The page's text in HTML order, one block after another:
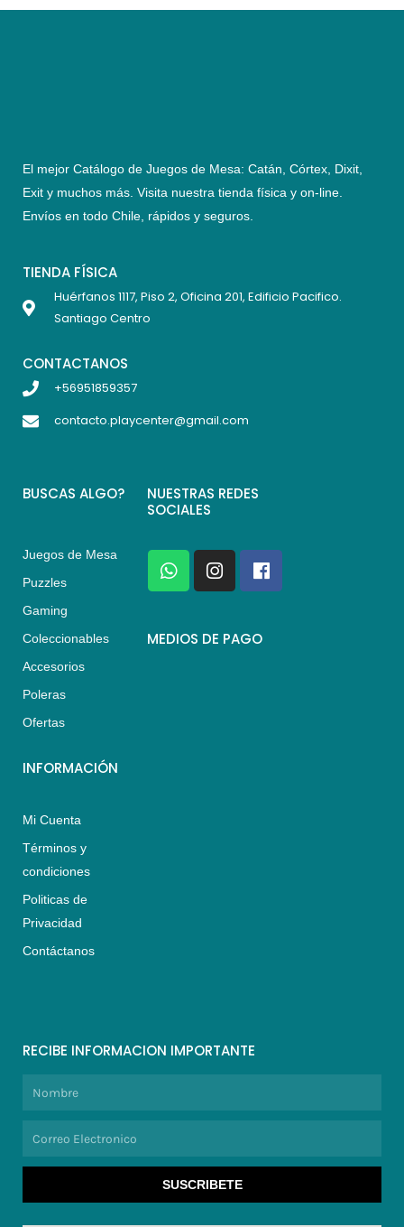
El mejor Catálogo de Juegos de Mesa: Catán, Córtex, Dixit,
Exit y muchos más. Visita nuestra tienda física y on-line.
Envíos en todo Chile, rápidos y seguros.
TIENDA FÍSICA
Huérfanos 1117, Piso 2, Oficina 201, Edificio Pacifico.
Santiago Centro
CONTACTANOS
+56951859357
contacto.playcenter@gmail.com
BUSCAS ALGO?
Juegos de Mesa
Puzzles
Gaming
Coleccionables
Accesorios
Poleras
Ofertas
INFORMACIÓN
Mi Cuenta
Términos y
condiciones
Politicas de
Privacidad
Contáctanos
NUESTRAS REDES
SOCIALES
W
h
a
s
I
n
s
a
F
a
c
b
MEDIOS DE PAGO
RECIBE INFORMACION IMPORTANTE
SUSCRIBETE